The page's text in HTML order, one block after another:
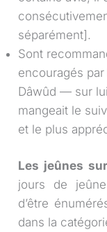
séparément].
Sont
encouragés
Dâwûd — sur
mangeait le
et le plus
Les jeûnes
jours de
d’être
dans la